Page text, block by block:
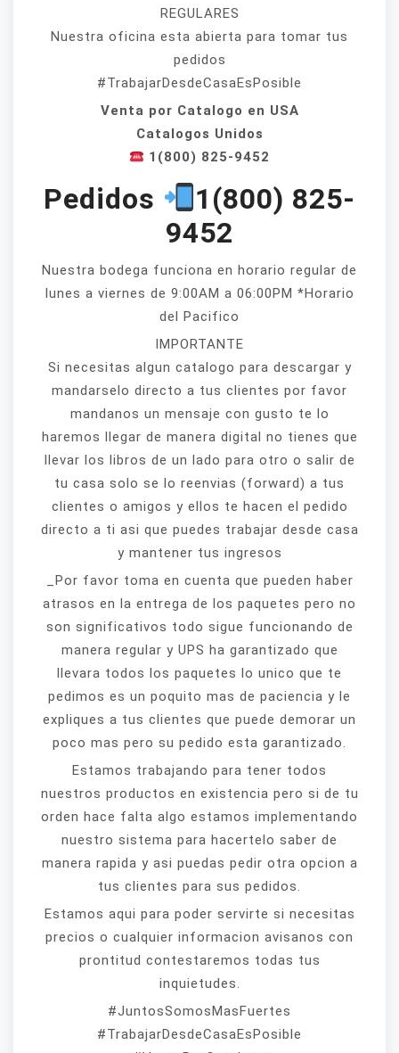
REGULARES
Nuestra oficina esta abierta para tomar tus
pedidos
#TrabajarDesdeCasaEsPosible
Venta por Catalogo en USA
Catalogos Unidos
1(800) 825-9452
Pedidos
1(800) 825-
9452
Nuestra bodega funciona en horario regular de
lunes a viernes de 9:00AM a 06:00PM *Horario
del Pacifico
IMPORTANTE
Si necesitas algun catalogo para descargar y
mandarselo directo a tus clientes por favor
mandanos un mensaje con gusto te lo
haremos llegar de manera digital no tienes que
llevar los libros de un lado para otro o salir de
tu casa solo se lo reenvias (forward) a tus
clientes o amigos y ellos te hacen el pedido
directo a ti asi que puedes trabajar desde casa
y mantener tus ingresos
_Por favor toma en cuenta que pueden haber
atrasos en la entrega de los paquetes pero no
son significativos todo sigue funcionando de
manera regular y UPS ha garantizado que
llevara todos los paquetes lo unico que te
pedimos es un poquito mas de paciencia y le
expliques a tus clientes que puede demorar un
poco mas pero su pedido esta garantizado.
Estamos trabajando para tener todos
nuestros productos en existencia pero si de tu
orden hace falta algo estamos implementando
nuestro sistema para hacertelo saber de
manera rapida y asi puedas pedir otra opcion a
tus clientes para sus pedidos.
Estamos aqui para poder servirte si necesitas
precios o cualquier informacion avisanos con
prontitud contestaremos todas tus
inquietudes.
#JuntosSomosMasFuertes
#TrabajarDesdeCasaEsPosible